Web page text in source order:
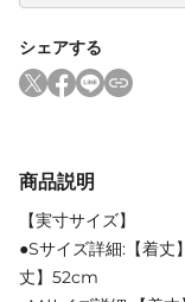
シェアする
商品説明
【実寸サイズ】
●Sサイズ詳細:【着
丈】52cm